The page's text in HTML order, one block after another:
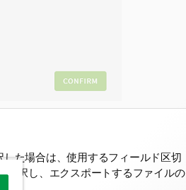
した場合は、使用するフィールド区切
選択し、エクスポートするファイルの